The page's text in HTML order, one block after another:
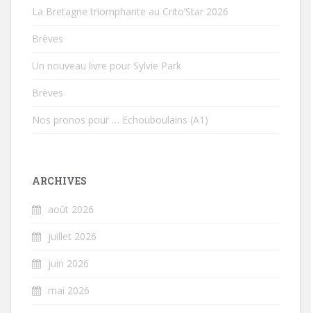
La Bretagne triomphante au Crito’Star 2026
Brèves
Un nouveau livre pour Sylvie Park
Brèves
Nos pronos pour … Echouboulains (A1)
ARCHIVES
août 2026
juillet 2026
juin 2026
mai 2026